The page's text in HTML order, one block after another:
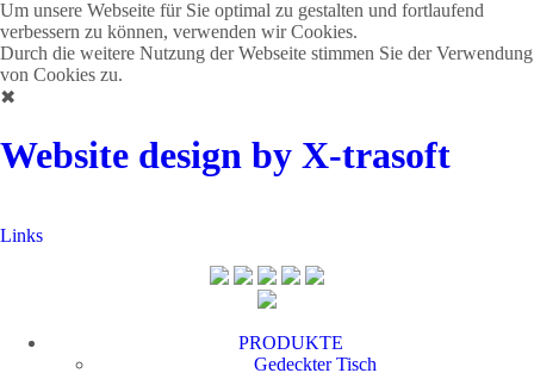
Um unsere Webseite für Sie optimal zu gestalten und fortlaufend
verbessern zu können, verwenden wir Cookies.
Durch die weitere Nutzung der Webseite stimmen Sie der Verwendung
von Cookies zu.
✖
Website design by X-trasoft
Links
PRODUKTE
Gedeckter Tisch